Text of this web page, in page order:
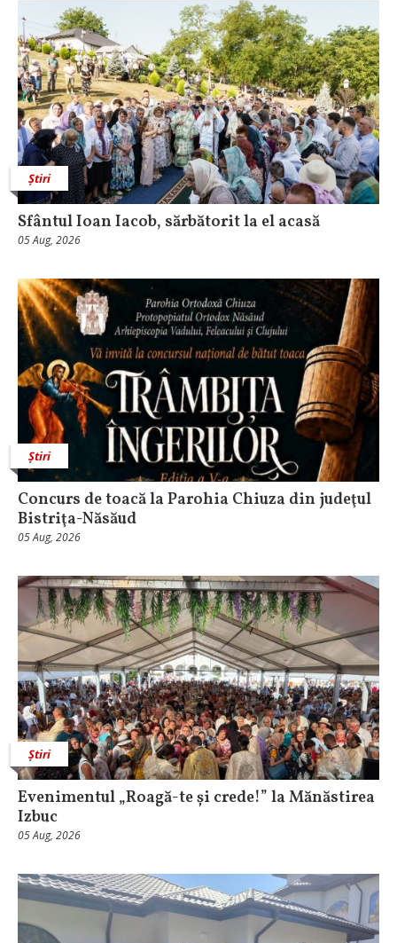
Știri
Sfântul Ioan Iacob, sărbătorit la el acasă
05 Aug, 2026
Știri
​Concurs de toacă la Parohia Chiuza din judeţul
Bistriţa-Năsăud
05 Aug, 2026
Știri
Evenimentul „Roagă-te și crede!” la Mănăstirea
Izbuc
05 Aug, 2026